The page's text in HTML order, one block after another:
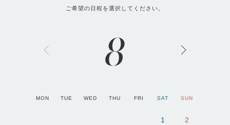
ご希望の日程を選択してください。
8
MON TUE WED THU FRI SAT SUN
1 2